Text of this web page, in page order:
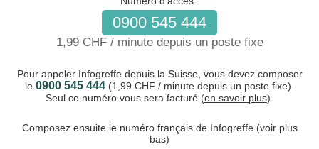
0900 545 444
1,99 CHF / minute depuis un poste fixe
Pour appeler Infogreffe depuis la Suisse, vous devez composer
le 0900 545 444 (1,99 CHF / minute depuis un poste fixe).
Seul ce numéro vous sera facturé (en savoir plus).
Composez ensuite le numéro français de Infogreffe (voir plus
bas)